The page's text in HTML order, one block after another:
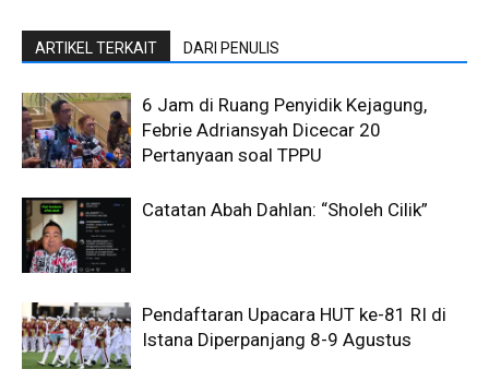
ARTIKEL TERKAIT DARI PENULIS
6 Jam di Ruang Penyidik Kejagung,
Febrie Adriansyah Dicecar 20
Pertanyaan soal TPPU
Catatan Abah Dahlan: “Sholeh Cilik”
Pendaftaran Upacara HUT ke-81 RI di
Istana Diperpanjang 8-9 Agustus